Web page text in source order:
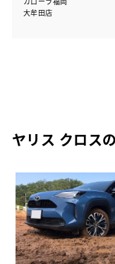
大牟田店
ヤリス クロス